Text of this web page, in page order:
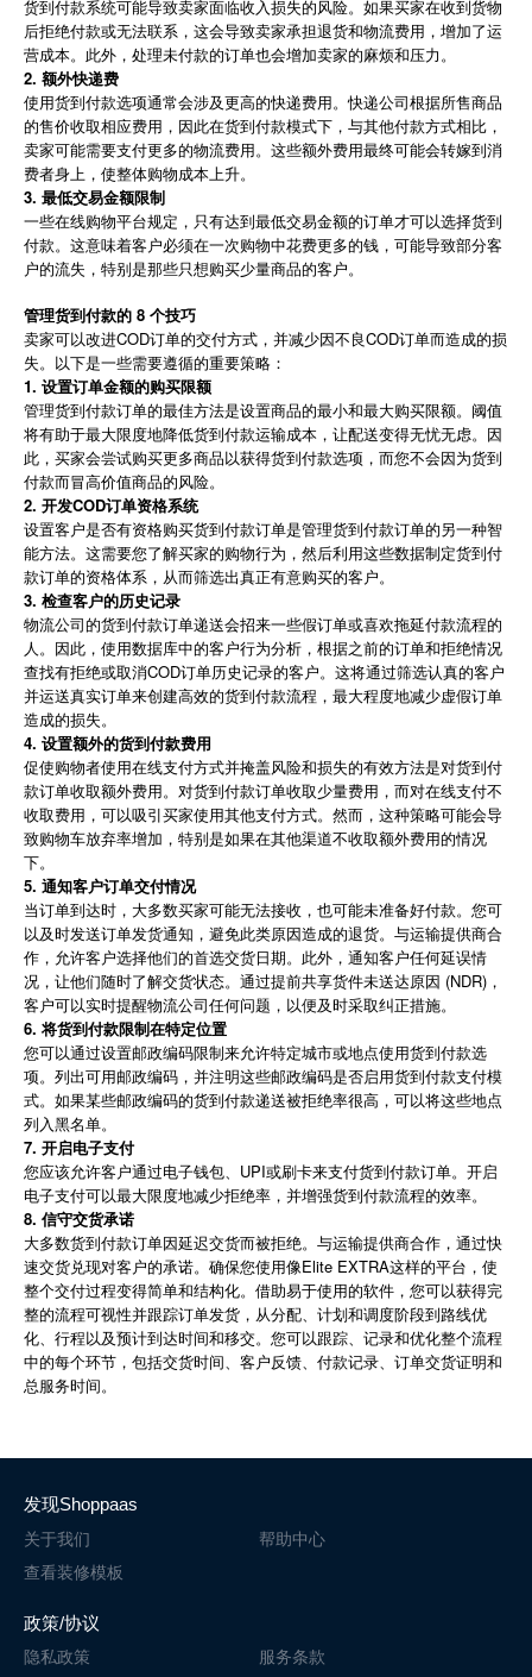
货到付款系统可能导致卖家面临收入损失的风险。如果买家在收到货物
后拒绝付款或无法联系，这会导致卖家承担退货和物流费用，增加了运
营成本。此外，处理未付款的订单也会增加卖家的麻烦和压力。
2. 额外快递费
使用货到付款选项通常会涉及更高的快递费用。快递公司根据所售商品
的售价收取相应费用，因此在货到付款模式下，与其他付款方式相比，
卖家可能需要支付更多的物流费用。这些额外费用最终可能会转嫁到消
费者身上，使整体购物成本上升。
3. 最低交易金额限制
一些在线购物平台规定，只有达到最低交易金额的订单才可以选择货到
付款。这意味着客户必须在一次购物中花费更多的钱，可能导致部分客
户的流失，特别是那些只想购买少量商品的客户。
管理货到付款的 8 个技巧
卖家可以改进COD订单的交付方式，并减少因不良COD订单而造成的损
失。以下是一些需要遵循的重要策略：
1. 设置订单金额的购买限额
管理货到付款订单的最佳方法是设置商品的最小和最大购买限额。阈值
将有助于最大限度地降低货到付款运输成本，让配送变得无忧无虑。因
此，买家会尝试购买更多商品以获得货到付款选项，而您不会因为货到
付款而冒高价值商品的风险。
2. 开发COD订单资格系统
设置客户是否有资格购买货到付款订单是管理货到付款订单的另一种智
能方法。这需要您了解买家的购物行为，然后利用这些数据制定货到付
款订单的资格体系，从而筛选出真正有意购买的客户。
3. 检查客户的历史记录
物流公司的货到付款订单递送会招来一些假订单或喜欢拖延付款流程的
人。因此，使用数据库中的客户行为分析，根据之前的订单和拒绝情况
查找有拒绝或取消COD订单历史记录的客户。这将通过筛选认真的客户
并运送真实订单来创建高效的货到付款流程，最大程度地减少虚假订单
造成的损失。
4. 设置额外的货到付款费用
促使购物者使用在线支付方式并掩盖风险和损失的有效方法是对货到付
款订单收取额外费用。对货到付款订单收取少量费用，而对在线支付不
收取费用，可以吸引买家使用其他支付方式。然而，这种策略可能会导
致购物车放弃率增加，特别是如果在其他渠道不收取额外费用的情况
下。
5. 通知客户订单交付情况
当订单到达时，大多数买家可能无法接收，也可能未准备好付款。您可
以及时发送订单发货通知，避免此类原因造成的退货。与运输提供商合
作，允许客户选择他们的首选交货日期。此外，通知客户任何延误情
况，让他们随时了解交货状态。通过提前共享货件未送达原因 (NDR)，
客户可以实时提醒物流公司任何问题，以便及时采取纠正措施。
6. 将货到付款限制在特定位置
您可以通过设置邮政编码限制来允许特定城市或地点使用货到付款选
项。列出可用邮政编码，并注明这些邮政编码是否启用货到付款支付模
式。如果某些邮政编码的货到付款递送被拒绝率很高，可以将这些地点
列入黑名单。
7. 开启电子支付
您应该允许客户通过电子钱包、UPI或刷卡来支付货到付款订单。开启
电子支付可以最大限度地减少拒绝率，并增强货到付款流程的效率。
8. 信守交货承诺
大多数货到付款订单因延迟交货而被拒绝。与运输提供商合作，通过快
速交货兑现对客户的承诺。确保您使用像Elite EXTRA这样的平台，使
整个交付过程变得简单和结构化。借助易于使用的软件，您可以获得完
整的流程可视性并跟踪订单发货，从分配、计划和调度阶段到路线优
化、行程以及预计到达时间和移交。您可以跟踪、记录和优化整个流程
中的每个环节，包括交货时间、客户反馈、付款记录、订单交货证明和
总服务时间。
发现Shoppaas
关于我们
帮助中心
查看装修模板
政策/协议
隐私政策 服务条款